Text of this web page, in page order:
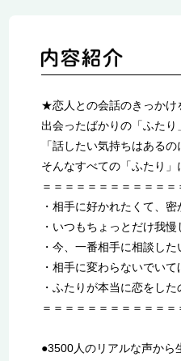
★恋人との会話のきっか
出会ったばかりの「ふたり
「話したい気持ちはあるの
そんなすべての「ふたり」
＝＝＝＝＝＝＝＝＝＝＝＝
・相手に好かれたくて、
・いつもちょっとだけ我
・今、一番相手に相談した
・相手に変わらないでい
・ふたりが本当に恋をした
＝＝＝＝＝＝＝＝＝＝＝＝
●3500人のリアルな声から